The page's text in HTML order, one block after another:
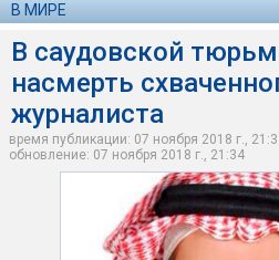
В МИРЕ
В саудовской
насмерть
журналиста
время публикации: 07 ноября 2018 г.,
обновление: 07 ноября 2018 г., 21:34